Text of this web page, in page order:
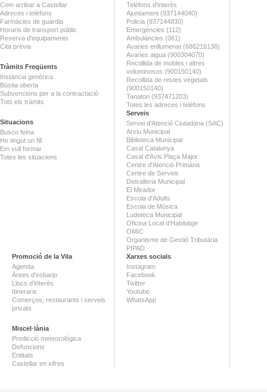
Com arribar a Castellar
Adreces i telèfons
Farmàcies de guàrdia
Horaris de transport públic
Reserva d'equipaments
Cita prèvia
Tràmits Freqüents
Instància genèrica
Bústia oberta
Subvencions per a la contractació
Tots els tràmits
Situacions
Busco feina
He tingut un fill
Em vull formar
Totes les situacions
Telèfons d'interès
Ajuntament (937144040)
Policia (937144830)
Emergències (112)
Ambulàncies (061)
Avaries enllumenat (686216138)
Avaries aigua (900304070)
Recollida de mobles i altres
voluminosos (900150140)
Recollida de restes vegetals
(900150140)
Tanatori (937471203)
Totes les adreces i telèfons
Serveis
Servei d'Atenció Ciutadana (SAC)
Arxiu Municipal
Biblioteca Municipal
Casal Catalunya
Casal d'Avis Plaça Major
Centre d'Atenció Primària
Centre de Serveis
Deixalleria Municipal
El Mirador
Escola d'Adults
Escola de Música
Ludoteca Municipal
Oficina Local d'Habitatge
OMIC
Organisme de Gestió Tributària
PIPAD
Promoció de la Vila
Agenda
Àrees d'esbarjo
Llocs d'interès
Itineraris
Comerços, restaurants i serveis
privats
Miscel·lània
Predicció meteorològica
Defuncions
Entitats
Castellar en xifres
Xarxes socials
Instagram
Facebook
Twitter
Youtube
WhatsApp